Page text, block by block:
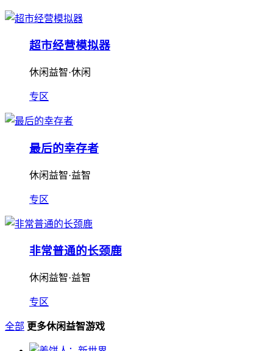
超市经营模拟器
休闲益智·休闲
专区
最后的幸存者
休闲益智·益智
专区
非常普通的长颈鹿
休闲益智·益智
专区
全部 更多休闲益智游戏